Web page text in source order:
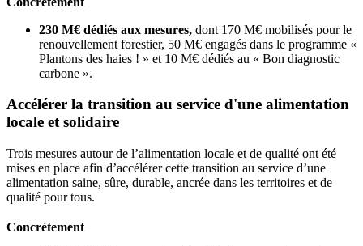
230 M€ dédiés aux mesures, dont 170 M€ mobilisés pour le
renouvellement forestier, 50 M€ engagés dans le programme «
Plantons des haies ! » et 10 M€ dédiés au « Bon diagnostic
carbone ».
Accélérer la transition au service d'une alimentation
locale et solidaire
Trois mesures autour de l’alimentation locale et de qualité ont été
mises en place afin d’accélérer cette transition au service d’une
alimentation saine, sûre, durable, ancrée dans les territoires et de
qualité pour tous.
Concrètement